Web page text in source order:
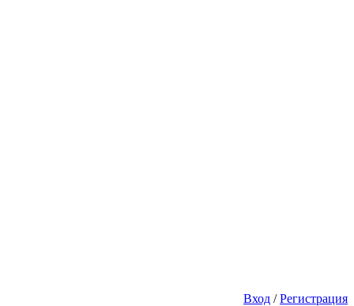
Вход /Регистрация